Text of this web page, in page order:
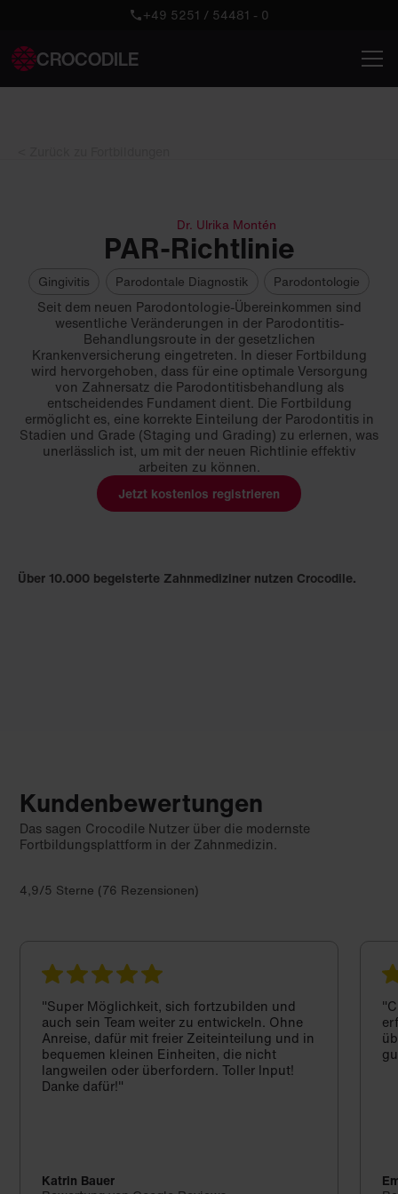
+49 5251 / 54481 - 0
CROCODILE
Dr. Ulrika Montén
PAR-Richtlinie
Gingivitis Parodontale Diagnostik Parodontologie
Seit dem neuen Parodontologie-Übereinkommen sind
wesentliche Veränderungen in der Parodontitis-
Behandlungsroute in der gesetzlichen
Krankenversicherung eingetreten. In dieser Fortbildung
wird hervorgehoben, dass für eine optimale Versorgung
von Zahnersatz die Parodontitisbehandlung als
entscheidendes Fundament dient. Die Fortbildung
ermöglicht es, eine korrekte Einteilung der Parodontitis in
Stadien und Grade (Staging und Grading) zu erlernen, was
unerlässlich ist, um mit der neuen Richtlinie effektiv
arbeiten zu können.
Jetzt kostenlos registrieren
Über 10.000 begeisterte Zahnmediziner nutzen Crocodile.
Kundenbewertungen
Das sagen Crocodile Nutzer über die modernste
Fortbildungsplattform in der Zahnmedizin.
4,9/5 Sterne (76 Rezensionen)
"Super Möglichkeit, sich fortzubilden und
auch sein Team weiter zu entwickeln. Ohne
Anreise, dafür mit freier Zeiteinteilung und in
bequemen kleinen Einheiten, die nicht
langweilen oder überfordern. Toller Input!
Danke dafür!"
Katrin Bauer